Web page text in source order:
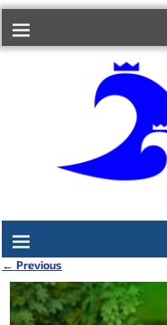
treści
Nawigacja
← Previous